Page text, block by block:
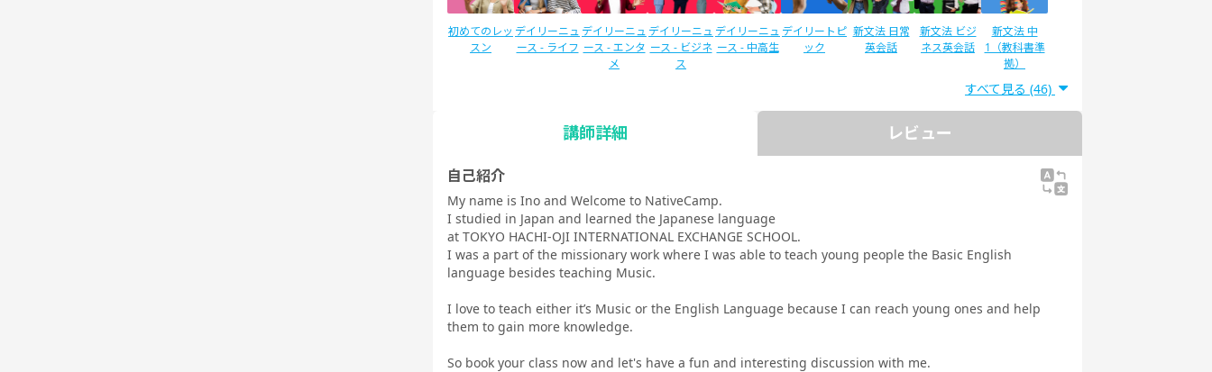
初めてのレッ
スン
デイリーニュ
ース - ライフ
デイリーニュ
ース - エンタ
メ
デイリーニュ
ース - ビジネ
ス
デイリーニュ
ース - 中高生
デイリートピ
ック
新文法 日常
英会話
新文法 ビジ
ネス英会話
新文法 中
1（教科書準
拠）
2（教科書準
拠）
コース Daily
教材
スタディサプ
コース Daily
教材
英検®二次試 IELTSスピー スピーキングスピーキング
テスト対策
ビジネス英会
スピーキング
テスト対策
TOEIC®L&R
TEST 600点
式)
TOEIC®L&R
TEST 800点
式)
TOEIC®
文法
イラストで学 トピックトースピーキング 発音トレーニ
すべて見る (46)
講師詳細 レビュー
自己紹介
My name is Ino and Welcome to NativeCamp.
I studied in Japan and learned the Japanese language
at TOKYO HACHI-OJI INTERNATIONAL EXCHANGE SCHOOL.
I was a part of the missionary work where I was able to teach young people the Basic English
language besides teaching Music.
I love to teach either it’s Music or the English Language because I can reach young ones and help
them to gain more knowledge.
So book your class now and let's have a fun and interesting discussion with me.